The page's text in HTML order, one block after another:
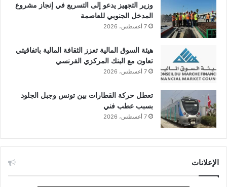
وزير التجهيز يدعو إلى التسريع في إنجاز مشروع
المدخل الجنوبي للعاصمة
7 أغسطس، 2026
هيئة السوق المالية تعزز الثقافة المالية باتفاقيتي
تعاون مع البنك المركزي الفرنسي
7 أغسطس، 2026
تعطل حركة القطارات بين تونس وجبل الجلود
بسبب عطب فني
7 أغسطس، 2026
الإعلانات